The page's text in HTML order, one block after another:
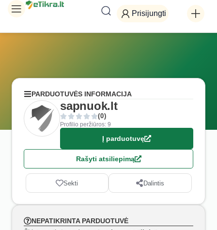
Prisijungti
PARDUOTUVĖS INFORMACIJA
sapnuok.lt
(0)
Profilio peržiūros: 9
Į parduotuvę
Rašyti atsiliepimą
Sekti Dalintis
NEPATIKRINTA PARDUOTUVĖ